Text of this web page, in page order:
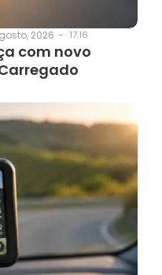
2026 - 17:16
com novo